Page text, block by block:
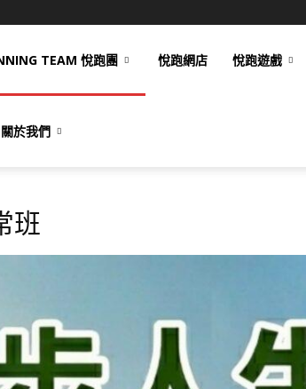
TEAM 悅跑團 悅跑網店 悅跑遊戲
關於我們
班